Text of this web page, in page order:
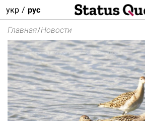
укр рус
Главная/Новости